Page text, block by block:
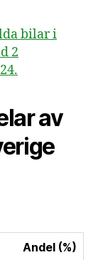
bilar i
2
av
Andel (%)